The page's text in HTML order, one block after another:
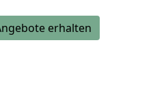
erhalten